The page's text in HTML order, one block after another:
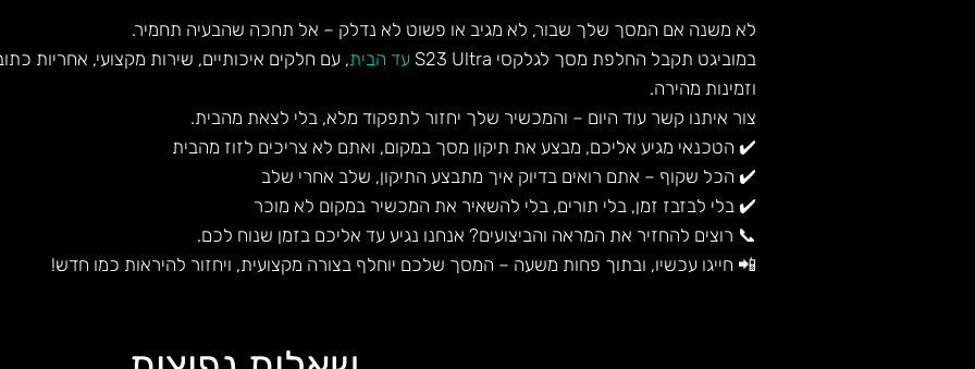
לא משנה אם המסך שלך שבור, לא מגיב או פשוט לא נדלק – אל תחכה שהבעיה תחמיר.
במוביגט תקבל החלפת מסך לגלקסי S23 Ultra
עד הבית, עם חלקים איכותיים, שירות מקצועי, אחריות
וזמינות מהירה.
צור איתנו קשר עוד היום – והמכשיר שלך יחזור לתפקוד מלא, בלי לצאת מהבית.
✔️ הטכנאי מגיע אליכם, מבצע את תיקון מסך במקום, ואתם לא צריכים לזוז מהבית
✔️ הכל שקוף – אתם רואים בדיוק איך מתבצע התיקון, שלב אחרי שלב
✔️ בלי לבזבז זמן, בלי תורים, בלי להשאיר את המכשיר במקום לא מוכר
📞 רוצים להחזיר את המראה והביצועים? אנחנו נגיע עד אליכם בזמן שנוח לכם.
📲 חייגו עכשיו, ובתוך פחות משעה – המסך שלכם יוחלף בצורה מקצועית, ויחזור להיראות כמו חדש!